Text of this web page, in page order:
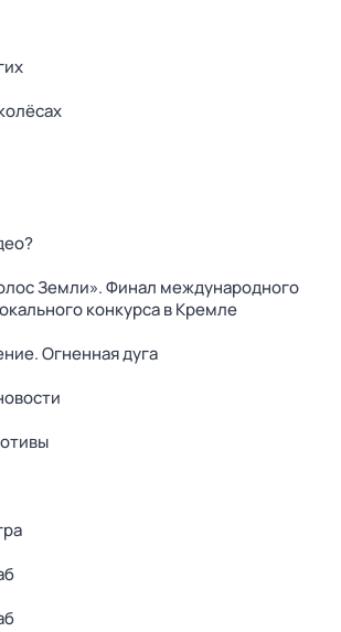
Земли». Финал международного
конкурса в Кремле
Огненная дуга